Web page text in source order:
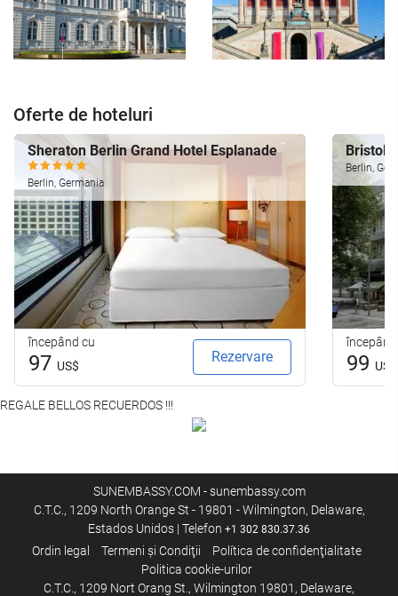
Oferte de hoteluri
Sheraton Berlin Grand Hotel Esplanade
Berlin, Germania
începând cu
97 US$
Rezervare
Bristol
Berlin,
99 US$
REGALE BELLOS RECUERDOS !!!
SUNEMBASSY.COM - sunembassy.com
C.T.C., 1209 North Orange St - 19801 - Wilmington, Delaware,
Estados Unidos | Telefon +1 302 830.37.36
Ordin legal Termeni şi Condiţii
Política de confidenţialitate
Politica cookie-urilor
C.T.C., 1209 Nort Orang St., Wilmington 19801, Delaware,